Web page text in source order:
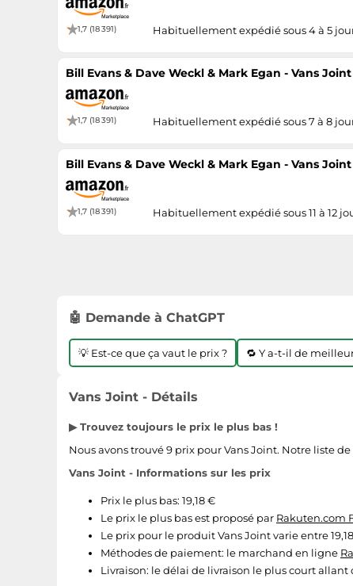
1,7 (18 391) Habituellement expédié sous 4 à 5
Bill Evans & Dave Weckl & Mark Egan - Vans Joint
1,7 (18 391) Habituellement expédié sous 7 à 8
Bill Evans & Dave Weckl & Mark Egan - Vans Joint
1,7 (18 391) Habituellement expédié sous 11 à 12
🤖 Demande à ChatGPT
💡 Est-ce que ça vaut le prix ? 🔁 Y a-t-il de
Vans Joint - Détails
▶ Trouvez toujours le prix le plus bas !
Nous avons trouvé 9 prix pour Vans Joint. Notre liste
Vans Joint - Informations sur les prix
Prix le plus bas: 19,18 €
Le prix le plus bas est proposé par Rakuten.com
Le prix pour le produit Vans Joint varie entre
Méthodes de paiement: le marchand en ligne
Livraison: le délai de livraison le plus court allant